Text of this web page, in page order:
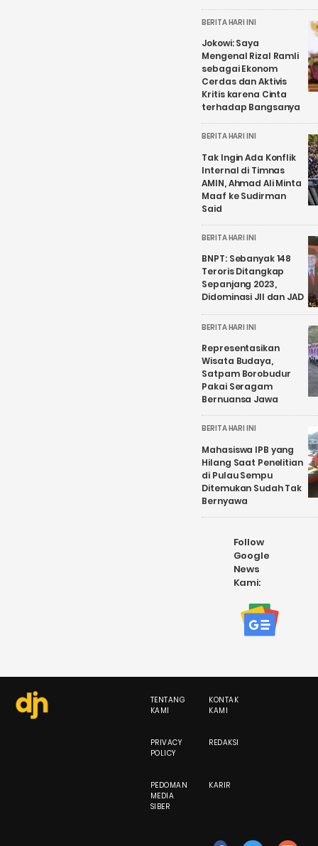
BERITA HARI INI
Jokowi: Saya
Mengenal Rizal Ramli
sebagai Ekonom
Cerdas dan Aktivis
Kritis karena Cinta
terhadap Bangsanya
BERITA HARI INI
Tak Ingin Ada Konflik
Internal di Timnas
AMIN, Ahmad Ali Minta
Maaf ke Sudirman
Said
BERITA HARI INI
BNPT: Sebanyak 148
Teroris Ditangkap
Sepanjang 2023,
Didominasi JII dan JAD
BERITA HARI INI
Representasikan
Wisata Budaya,
Satpam Borobudur
Pakai Seragam
Bernuansa Jawa
BERITA HARI INI
Mahasiswa IPB yang
Hilang Saat Penelitian
di Pulau Sempu
Ditemukan Sudah Tak
Bernyawa
Follow
Google
News
Kami:
TENTANG
KAMI
KONTAK
KAMI
PRIVACY
POLICY
REDAKSI
PEDOMAN
MEDIA
SIBER
KARIR